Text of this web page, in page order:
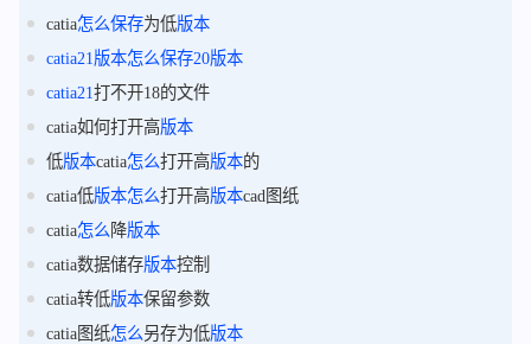
catia怎么保存为低版本
catia21版本怎么保存20版本
catia21打不开18的文件
catia如何打开高版本
低版本catia怎么打开高版本的
catia低版本怎么打开高版本cad图纸
catia怎么降版本
catia数据储存版本控制
catia转低版本保留参数
catia图纸怎么另存为低版本